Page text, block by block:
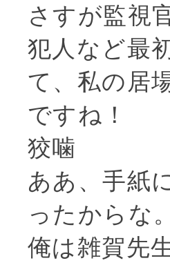
さすが監視
犯人など最
て、私の居
ですね！
狡噛
ああ、手紙
ったからな。
俺は雑賀先